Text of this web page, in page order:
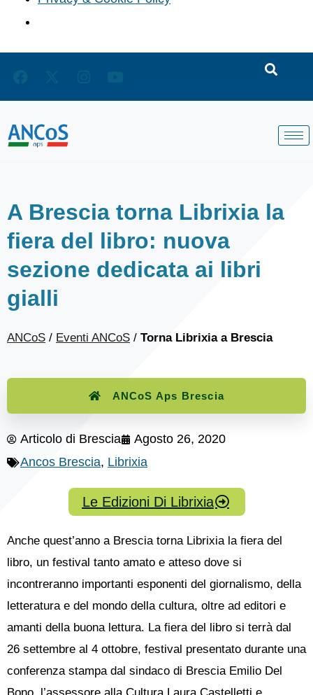
A Brescia torna Librixia la
fiera del libro: nuova
sezione dedicata ai libri
gialli
ANCoS / Eventi ANCoS / Torna Librixia a Brescia
ANCoS Aps Brescia
Articolo di Brescia
Agosto 26, 2020
Ancos Brescia, Librixia
Le Edizioni Di Librixia
Anche quest’anno a Brescia torna Librixia la fiera del
libro, un festival tanto amato e atteso dove si
incontreranno importanti esponenti del giornalismo, della
letteratura e del mondo della cultura, oltre ad editori e
amanti della buona lettura. La fiera del libro si terrà dal
26 settembre al 4 ottobre, festival presentato durante una
conferenza stampa dal sindaco di Brescia Emilio Del